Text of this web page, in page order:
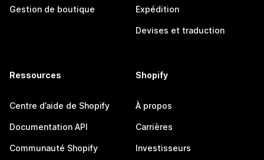
Gestion de boutique Expédition
Devises et traduction
Ressources
Centre d’aide de Shopify
Documentation API
Communauté Shopify
Shopify
À propos
Carrières
Investisseurs